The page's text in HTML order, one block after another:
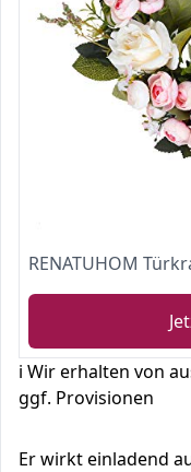
ℹ️ Wir erhalten von
ggf. Provisionen
Er wirkt einladend